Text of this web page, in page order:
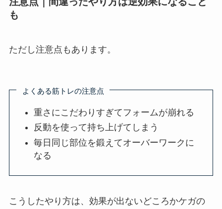
も
ただし注意点もあります。
よくある筋トレの注意点
重さにこだわりすぎてフォームが崩れる
反動を使って持ち上げてしまう
毎日同じ部位を鍛えてオーバーワークに
なる
こうしたやり方は、効果が出ないどころかケガの